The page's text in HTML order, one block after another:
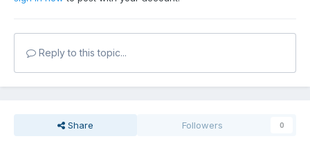
Reply to this topic...
Share Followers 0